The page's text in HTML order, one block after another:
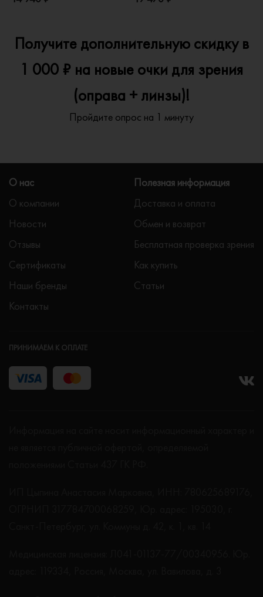
Получите дополнительную скидку в
1 000 ₽ на новые очки для зрения
(оправа + линзы)!
Пройдите опрос на 1 минуту
О нас
О компании
Новости
Отзывы
Сертификаты
Наши бренды
Контакты
Полезная информация
Доставка и оплата
Обмен и возврат
Бесплатная проверка зрения
Как купить
Статьи
ПРИНИМАЕМ К ОПЛАТЕ